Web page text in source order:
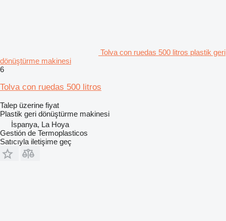
Tolva con ruedas 500 litros plastik geri
dönüştürme makinesi
6
Tolva con ruedas 500 litros
Talep üzerine fiyat
Plastik geri dönüştürme makinesi
İspanya, La Hoya
Gestión de Termoplasticos
Satıcıyla iletişime geç